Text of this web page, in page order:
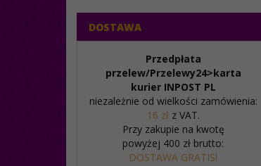
DOSTAWA
Przedpłata
przelew/Przelewy24>karta
kurier INPOST PL
niezależnie od wielkości zamówienia:
16 zł z VAT.
Przy zakupie na kwotę
powyżej 400 zł brutto:
DOSTAWA GRATIS!